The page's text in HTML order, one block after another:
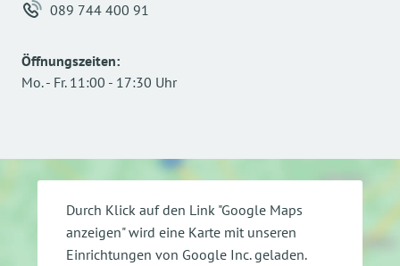
089 744 400 91
Öffnungszeiten:
Mo.- Fr. 11:00 - 17:30 Uhr
Durch Klick auf den Link "Google Maps
anzeigen" wird eine Karte mit unseren
Einrichtungen von Google Inc. geladen.